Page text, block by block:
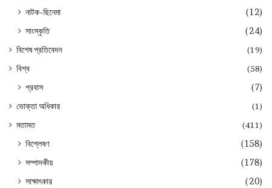
নাটক-ছিনেমা
(12)
সাংস্কৃতি
(24)
বিশেষ প্রতিবেদন
(19)
বিশ্ব
(58)
প্রবাস (7)
ভোক্তা অধিকার
(1)
মতামত
(411)
বিশ্লেষণ
(158)
সম্পাদকীয়
(178)
সাক্ষাৎকার
(20)